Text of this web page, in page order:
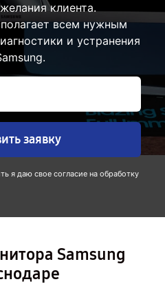
клиента.
всем нужным
и устранения
заявку
я даю свое согласие на обработку
Samsung